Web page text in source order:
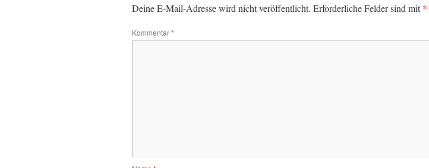
Deine E-Mail-Adresse wird nicht veröffentlicht. Erforderliche Felder sind mit*
Kommentar*